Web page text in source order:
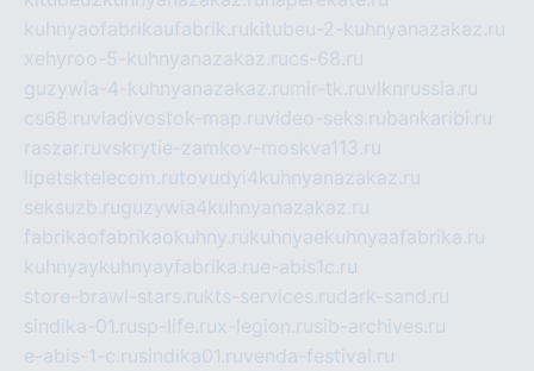
kuhnyaofabrikaufabrik.rukitubeu-2-kuhnyanazakaz.ru
xehyroo-5-kuhnyanazakaz.rucs-68.ru
guzywia-4-kuhnyanazakaz.ru mir-tk.ruvlknrussia.ru
cs68.ruvladivostok-map.ruvideo-seks.rubankaribi.ru
raszar.ruvskrytie-zamkov-moskva113.ru
lipetsktelecom.rutovudyi4kuhnyanazakaz.ru
seksuzb.ruguzywia4kuhnyanazakaz.ru
fabrikaofabrikaokuhny.rukuhnyaekuhnyaafabrika.ru
kuhnyaykuhnyayfabrika.rue-abis1c.ru
store-brawl-stars.rukts-services.rudark-sand.ru
sindika-01.rusp-life.rux-legion.rusib-archives.ru
e-abis-1-c.rusindika01.ruvenda-festival.ru